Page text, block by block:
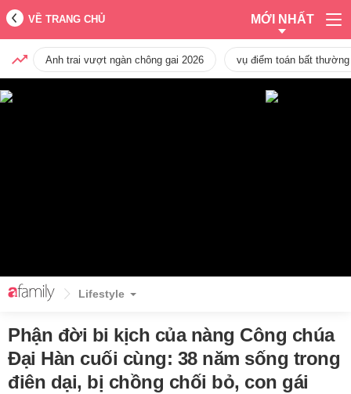
VỀ TRANG CHỦ MỚI NHẤT
Anh trai vượt ngàn chông gai 2026 vụ điểm toán bất
Lifestyle
Phận đời bi kịch của nàng Công chúa
Đại Hàn cuối cùng: 38 năm sống trong
điên dại, bị chồng chối bỏ, con gái